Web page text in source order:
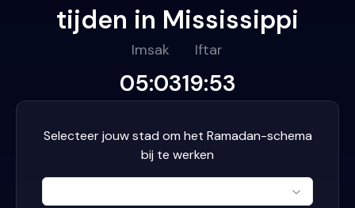
tijden in Mississippi
Imsak
05:03
Iftar
19:53
Selecteer jouw stad om het Ramadan-schema
bij te werken